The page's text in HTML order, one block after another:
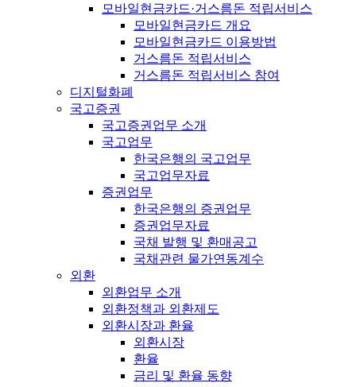
모바일현금카드·거스름돈 적립서비스
모바일현금카드 개요
모바일현금카드 이용방법
거스름돈 적립서비스
거스름돈 적립서비스 참여
디지털화폐
국고증권
국고증권업무 소개
국고업무
한국은행의 국고업무
국고업무자료
증권업무
한국은행의 증권업무
증권업무자료
국채 발행 및 환매공고
국채관련 물가연동계수
외환
외환업무 소개
외환정책과 외환제도
외환시장과 환율
외환시장
환율
금리 및 환율 동향